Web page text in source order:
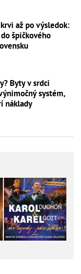
až po výsledok:
špičkového
Byty v srdci
systém,
náklady